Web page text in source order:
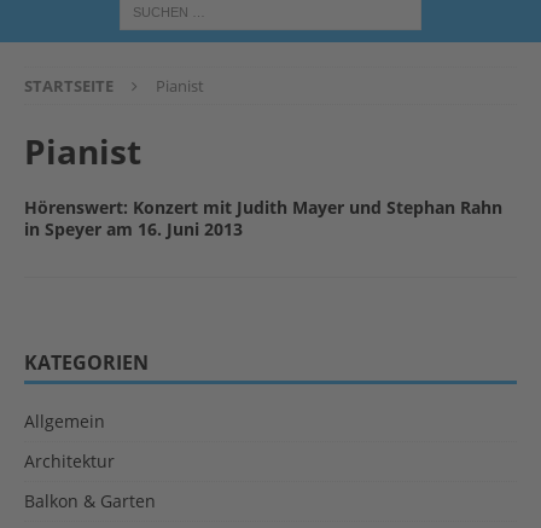
STARTSEITE Pianist
Pianist
Hörenswert: Konzert mit Judith Mayer und Stephan Rahn
in Speyer am 16. Juni 2013
KATEGORIEN
Allgemein
Architektur
Balkon & Garten